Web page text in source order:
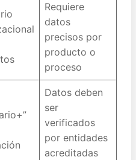
Requiere
datos
precisos por
producto o
proceso
Datos deben
ser
verificados
por entidades
acreditadas